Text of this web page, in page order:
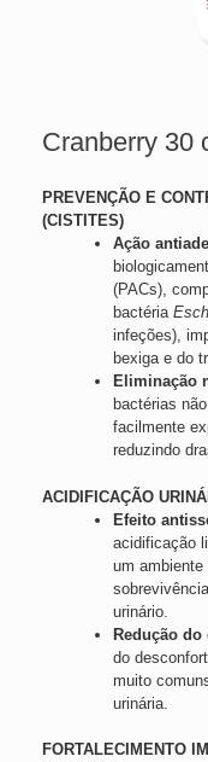
Cranberry 30
PREVENÇÃO E
(CISTITES)
Ação
(PACs),
bactéria
infeções),
bexiga e do
Eliminação
bactérias
facilmente
reduzindo
ACIDIFICAÇÃO
Efeito
acidificação
um
urinário.
Redução
do
muito
urinária.
FORTALECIMENTO